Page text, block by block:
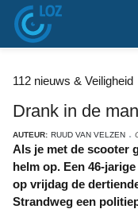
112 nieuws & Veiligheid
Drank in de
AUTEUR: RUUD VAN VELZEN
Als je met de scooter gaat rijden, zet dan in ieder geval je
helm op. Een 46-
op vrijdag de
Strandweg een